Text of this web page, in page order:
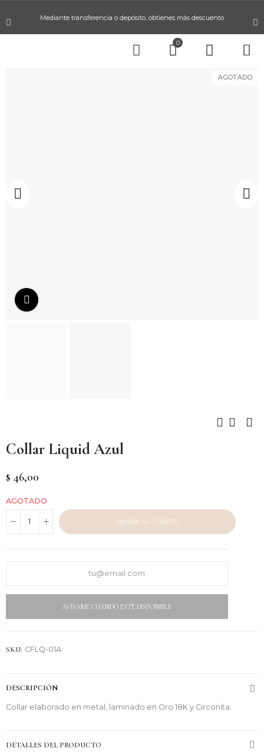
Mediante transferencia o depósito, obtienes más descuento
0
AGOTADO
Collar Liquid Azul
$ 46,00
AGOTADO
AÑADIR AL CARRITO
AVÍSAME CUANDO ESTÉ DISPONIBLE
SKU: CFLQ-01A
DESCRIPCIÓN
Collar elaborado en metal, laminado en Oro 18K y Circonita.
DETALLES DEL PRODUCTO